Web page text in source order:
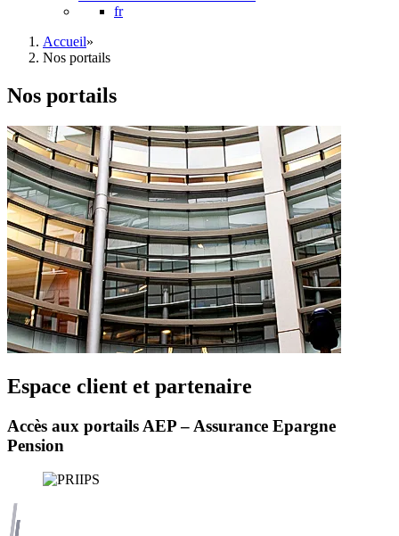
fr
Accueil»
Nos portails
Nos portails
Espace client et partenaire
Accès aux portails AEP – Assurance Epargne
Pension